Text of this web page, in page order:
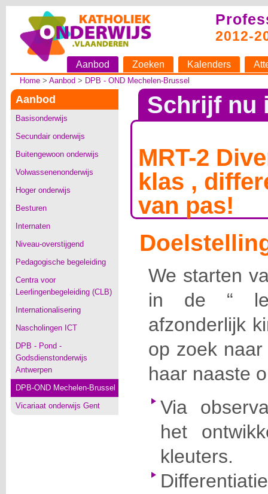
2012-
Aanbod Zoeken Kalenders
Home> Aanbod > DPB - OND Mechelen-Brussel
Aanbod
Basisonderwijs
Secundair onderwijs
Buitengewoon onderwijs
Volwassenenonderwijs
Hoger onderwijs
Besturen
Internaten
Niveau-overstijgend
Pedagogische begeleiding
Centra voor
Leerlingenbegeleiding (CLB)
Internationalisering
Nascholingen ICT
DPB - Pond -
Godsdienstonderwijs
Antwerpen
DPB-OND Mechelen-Brussel
Vicariaat onderwijs Gent
Schrijf nu
MRT-2
klas ,
van pas!
We starten
in de “
afzonderlijk
op zoek naar
haar naaste
Via
het
kleuters.